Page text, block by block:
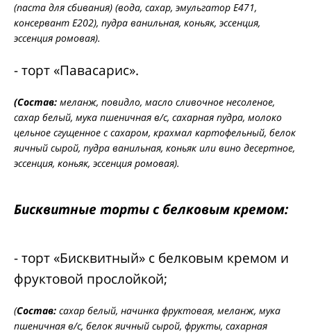
(паста для сбивания) (вода, сахар, эмульгатор Е471,
консервант Е202), пудра ванильная, коньяк, эссенция,
эссенция ромовая).
- торт «Павасарис».
(Состав: меланж, повидло, масло сливочное несоленое,
сахар белый, мука пшеничная в/с, сахарная пудра, молоко
цельное сгущенное с сахаром, крахмал картофельный, белок
яичный сырой, пудра ванильная, коньяк или вино десертное,
эссенция, коньяк, эссенция ромовая).
Бисквитные торты с белковым кремом:
- торт «Бисквитный» с белковым кремом и
фруктовой прослойкой;
(Состав: сахар белый, начинка фруктовая, меланж, мука
пшеничная в/с, белок яичный сырой, фрукты, сахарная